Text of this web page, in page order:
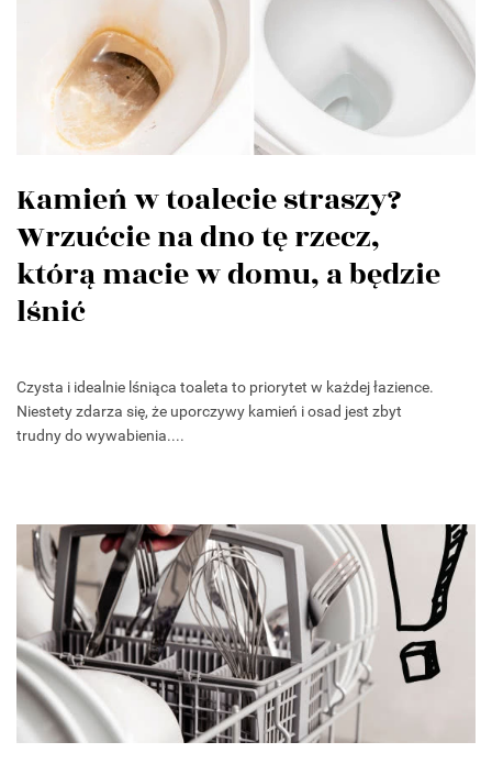
Kamień w toalecie straszy?
Wrzućcie na dno tę rzecz,
którą macie w domu, a będzie
lśnić
Czysta i idealnie lśniąca toaleta to priorytet w każdej łazience.
Niestety zdarza się, że uporczywy kamień i osad jest zbyt
trudny do wywabienia....